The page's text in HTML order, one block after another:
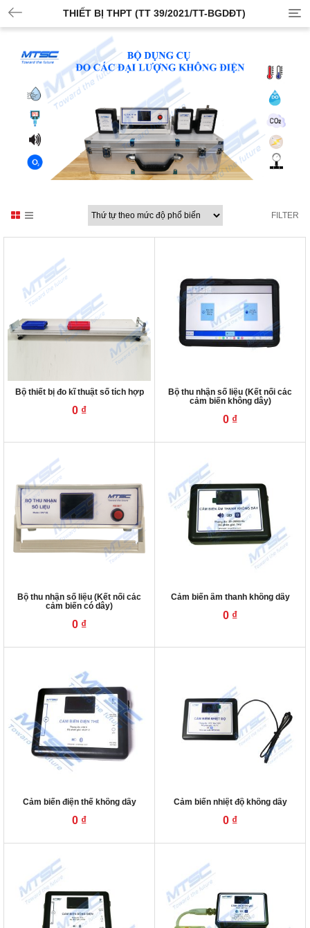
THIẾT BỊ THPT (TT 39/2021/TT-BGDĐT)
FILTER
Bộ thiết bị đo kĩ thuật số tích hợp
0 ₫
Bộ thu nhận số liệu (Kết nối các
cảm biến không dây)
0 ₫
Bộ thu nhận số liệu (Kết nối các
cảm biến có dây)
0 ₫
Cảm biến âm thanh không dây
0 ₫
Cảm biến điện thế không dây
0 ₫
Cảm biến nhiệt độ không dây
0 ₫